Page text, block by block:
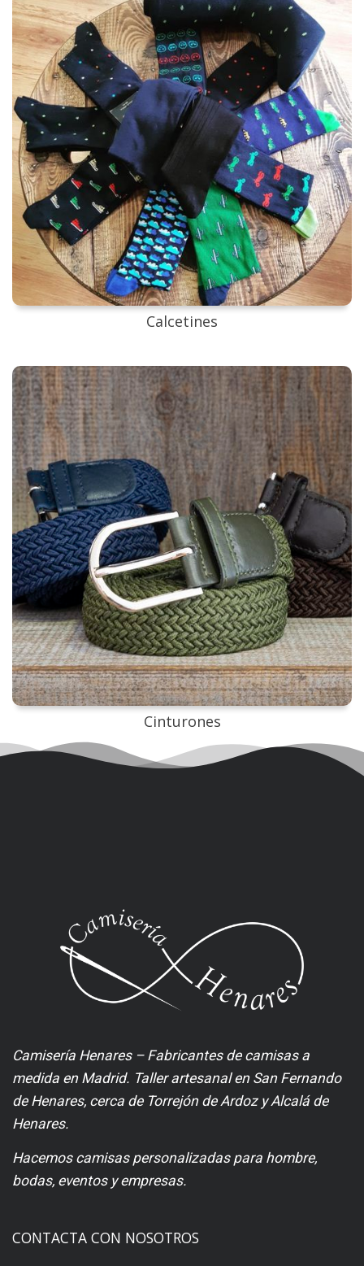
Calcetines
Cinturones
Camisería Henares – Fabricantes de camisas a
medida en Madrid. Taller artesanal en San Fernando
de Henares, cerca de Torrejón de Ardoz y Alcalá de
Henares.
Hacemos camisas personalizadas para hombre,
bodas, eventos y empresas.
CONTACTA CON NOSOTROS